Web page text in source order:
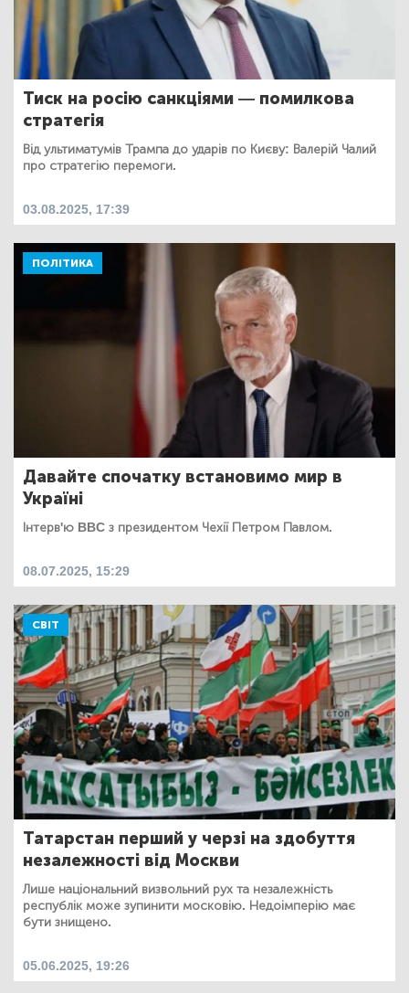
Тиск на росію санкціями — помилкова
стратегія
Від ультиматумів Трампа до ударів по Києву: Валерій Чалий
про стратегію перемоги.
03.08.2025, 17:39
ПОЛІТИКА
Давайте спочатку встановимо мир в
Україні
Інтерв'ю BBC з президентом Чехії Петром Павлом.
08.07.2025, 15:29
СВІТ
Татарстан перший у черзі на здобуття
незалежності від Москви
Лише національний визвольний рух та незалежність
республік може зупинити московію. Недоімперію має
бути знищено.
05.06.2025, 19:26